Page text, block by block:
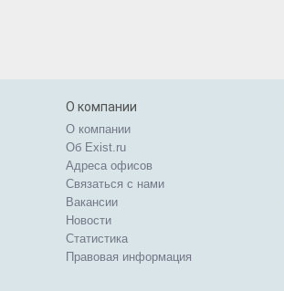
О компании
О компании
Об Exist.ru
Адреса офисов
Связаться с нами
Вакансии
Новости
Статистика
Правовая информация